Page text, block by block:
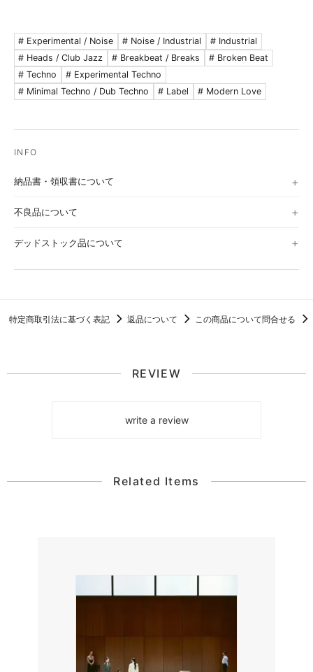
# Experimental / Noise # Noise / Industrial
# Industrial
# Heads / Club Jazz
# Breakbeat / Breaks
# Broken Beat
# Techno
# Experimental Techno
# Minimal Techno / Dub Techno
# Label # Modern Love
納品書・領収書について
不良品について
デッドストック品について
特定商取引法に基づく表記 返品について この商品について問合せる
REVIEW
write a review
Related Items